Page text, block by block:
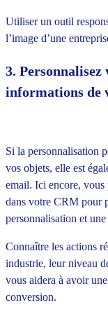
Utiliser un outil
l’image d’une
3. Personnalisez
informations de
Si la personnalisation
vos objets, elle est
email. Ici encore, vous
dans votre CRM pour
personnalisation et
Connaître les actions
industrie, leur niveau
vous aidera à avoir
conversion.